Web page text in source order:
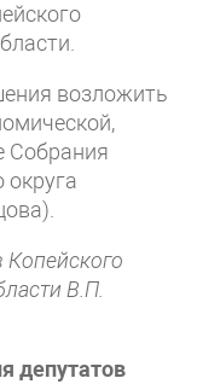
возложить
Собрания
округа
Копейского
В.П.
депутатов